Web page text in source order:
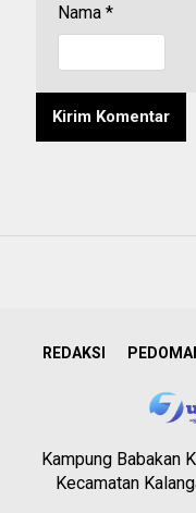
Nama *
REDAKSI
Kampung Babakan
Kecamatan